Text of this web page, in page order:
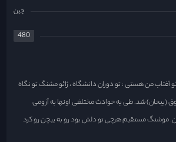
چين
480
آفتاب من هستی : تو دوران دانشگاه ، ژائو مشنگ تو نگاه
شد. طی یه حوادث مختلفی اونها به آرومی
مستقیم هرچی تو دلش بود رو به ییچن رو کرد